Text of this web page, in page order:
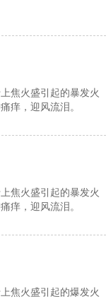
焦火盛引起的暴发火
痒，迎风流泪。
焦火盛引起的暴发火
痒，迎风流泪。
焦火盛引起的爆发火